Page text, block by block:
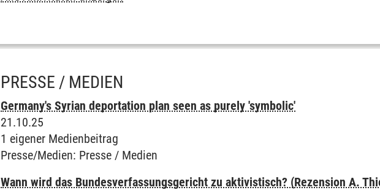
PRESSE / MEDIEN
Germany's Syrian deportation plan seen as purely 'symbolic'
21.10.25
1 eigener Medienbeitrag
Presse/Medien: Presse / Medien
Wann wird das Bundesverfassungsgericht zu aktivistisch? (Rezension A.